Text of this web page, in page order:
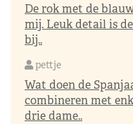
De rok met de
mij. Leuk detail is
bij..
pettje
Wat doen de
combineren met
drie dame..